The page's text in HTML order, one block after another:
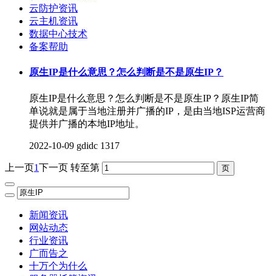
云防护资讯
云主机资讯
数据中心技术
备案帮助
原生IP是什么意思？怎么判断是不是原生IP？
原生IP是什么意思？怎么判断是不是原生IP？原生IP简
单说就是属于当地注册并广播的IP，是由当地ISP运营商
提供并广播的本地IP地址。
2022-10-09 gdidc 1317
上一页1下一页 转至第
新闻资讯
网站动态
行业资讯
广而告之
十万个为什么